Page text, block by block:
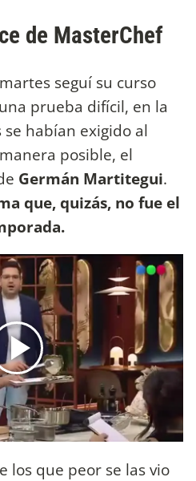
de MasterChef
seguí su curso
prueba difícil, en la
habían exigido al
posible, el
Germán Martitegui.
que, quizás, no fue el
los que peor se las vio